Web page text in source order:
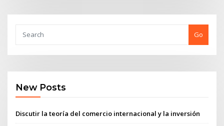
Go
New Posts
Discutir la teoría del comercio internacional y la inversión